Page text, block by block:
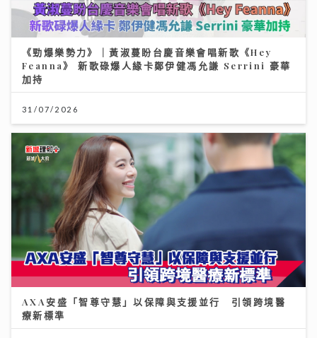
《勁爆樂勢力》｜黃淑蔓盼台慶音樂會唱新歌《Hey
Feanna》 新歌碌爆人緣卡鄭伊健馮允謙 Serrini 豪華
加持
31/07/2026
AXA安盛「智尊守慧」以保障與支援並行 引領跨境醫
療新標準